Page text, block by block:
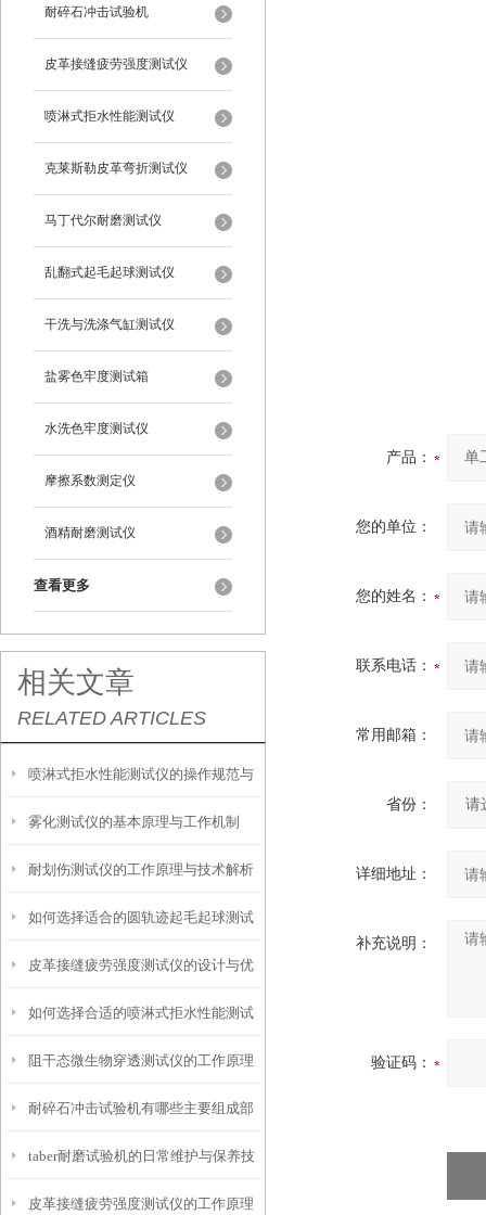
耐碎石冲击试验机
皮革接缝疲劳强度测试仪
喷淋式拒水性能测试仪
克莱斯勒皮革弯折测试仪
马丁代尔耐磨测试仪
乱翻式起毛起球测试仪
干洗与洗涤气缸测试仪
盐雾色牢度测试箱
水洗色牢度测试仪
摩擦系数测定仪
酒精耐磨测试仪
查看更多
相关文章
RELATED ARTICLES
喷淋式拒水性能测试仪的操作规范与
应用指南
雾化测试仪的基本原理与工作机制
耐划伤测试仪的工作原理与技术解析
如何选择适合的圆轨迹起毛起球测试
仪？
皮革接缝疲劳强度测试仪的设计与优
化
如何选择合适的喷淋式拒水性能测试
仪
阻干态微生物穿透测试仪的工作原理
解析
耐碎石冲击试验机有哪些主要组成部
分？
taber耐磨试验机的日常维护与保养技
巧
皮革接缝疲劳强度测试仪的工作原理
产品：
您的单位：
您的姓名：
联系电话：
常用邮箱：
省份：
详细地址：
补充说明：
验证码：